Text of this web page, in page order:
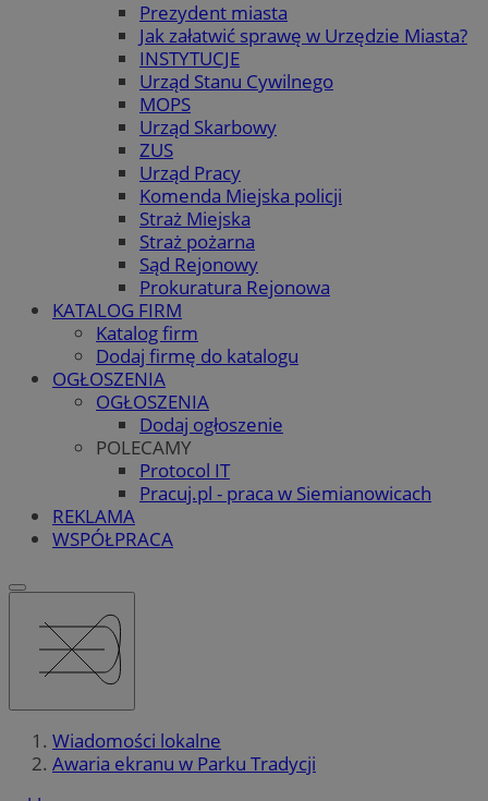
Prezydent miasta
Jak załatwić sprawę w Urzędzie Miasta?
INSTYTUCJE
Urząd Stanu Cywilnego
MOPS
Urząd Skarbowy
ZUS
Urząd Pracy
Komenda Miejska policji
Straż Miejska
Straż pożarna
Sąd Rejonowy
Prokuratura Rejonowa
KATALOG FIRM
Katalog firm
Dodaj firmę do katalogu
OGŁOSZENIA
OGŁOSZENIA
Dodaj ogłoszenie
POLECAMY
Protocol IT
Pracuj.pl - praca w Siemianowicach
REKLAMA
WSPÓŁPRACA
Wiadomości lokalne
Awaria ekranu w Parku Tradycji